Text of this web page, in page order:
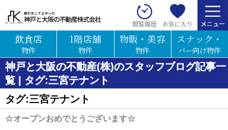
閲覧履歴 お気に入り
飲食店
物件
1階店舗
物件
物販・美容
物件
スナック・
バー向け物件
神戸と大阪の不動産(株)のスタッフブログ記事一
覧 | タグ:三宮テナント
タグ:三宮テナント
☆オープンおめでとうございます☆